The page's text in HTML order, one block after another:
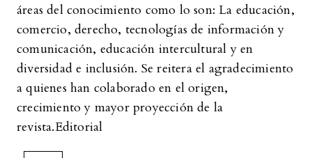
áreas del conocimiento como lo son: La educación,
comercio, derecho, tecnologías de información y
comunicación, educación intercultural y en
diversidad e inclusión. Se reitera el agradecimiento
a quienes han colaborado en el origen,
crecimiento y mayor proyección de la
revista.Editorial